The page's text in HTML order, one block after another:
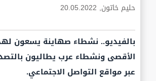
حليم خاتون, 20.05.2022
بالفيديو.. نشطاء صهاينة يسعون
الأقصى ونشطاء عرب يطاليون
عبر مواقع التواصل الاجتماعي.